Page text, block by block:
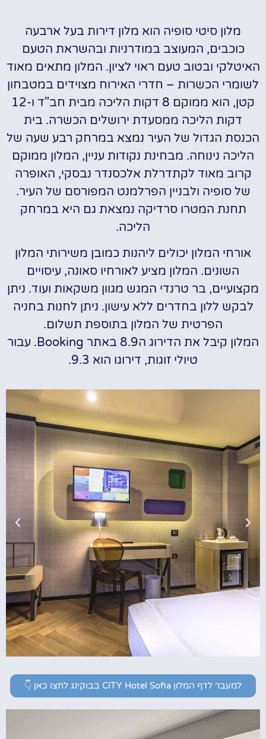
מלון סיטי סופיה הוא מלון דירות בעל ארבעה
כוכבים, המעוצב במודרניות ובהשראת הטעם
האיטלקי ובטוב טעם ראוי לציון. המלון מתאים מאוד
לשומרי הכשרות – חדרי האירוח מצוידים במטבחון
קטן, הוא ממוקם 8 דקות הליכה מבית חב"ד ו-12
דקות הליכה ממסעדת ירושלים הכשרה. בית
הכנסת הגדול של העיר נמצא במרחק רבע שעה של
הליכה נינוחה. מבחינת נקודות עניין, המלון ממוקם
קרוב מאוד לקתדרלת אלכסנדר נבסקי, האופרה
של סופיה ולבניין הפרלמנט המפורסם של העיר.
תחנת המטרו סרדיקה נמצאת גם היא במרחק
הליכה.
אורחי המלון יכולים ליהנות כמובן משירותי המלון
השונים. המלון מציע לאורחיו סאונה, עיסויים
מקצועיים, בר טרנדי המגש מגוון משקאות ועוד. ניתן
לבקש ללון בחדרים ללא עישון. ניתן לחנות בחניה
הפרטית של המלון בתוספת תשלום.
המלון קיבל את הדירוג ה8.9 באתר Booking. עבור
טיולי זוגות, דירוגו הוא 9.3.
למעבר לדף המלון CITY Hotel Sofia בבוקינג לחצו כאן 👇